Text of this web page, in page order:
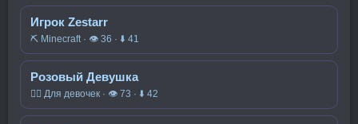
Игрок Zestarr
⛏️ Minecraft · 👁 36 · ⬇ 41
Розовый Девушка
🧍‍♀️ Для девочек · 👁 73 · ⬇ 42